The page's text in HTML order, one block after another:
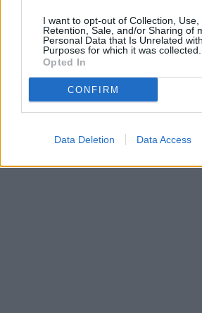
I want to opt-out of Collection, Use,
Retention, Sale, and/or Sharing of
Personal Data that Is Unrelated
Purposes for which it was collected.
Opted In
CONFIRM
Data Deletion Data Access